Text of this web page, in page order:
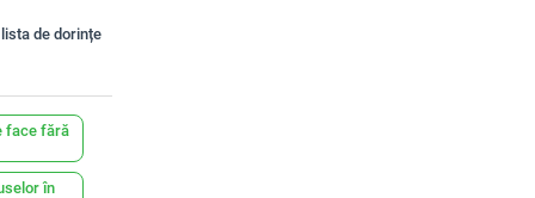
de dorințe
face fără
în